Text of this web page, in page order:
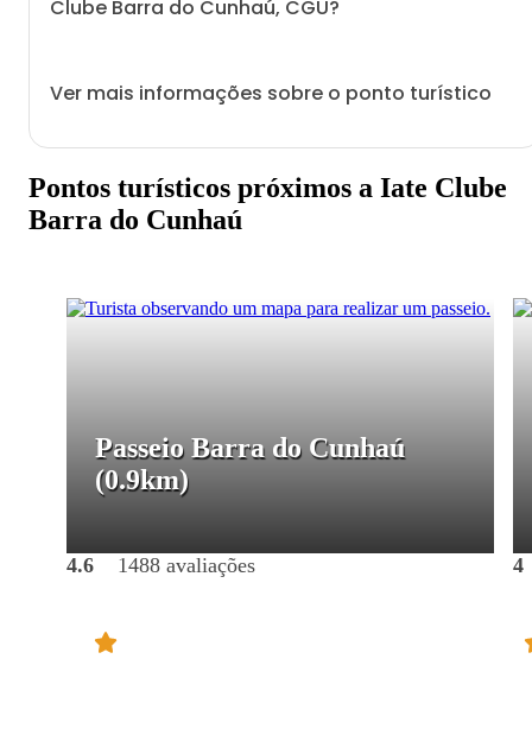
Clube Barra do Cunhaú, CGU?
Ver mais informações sobre o ponto turístico
Pontos turísticos próximos a Iate Clube
Barra do Cunhaú
Passeio Barra do Cunhaú
(0.9km)
4.6 1488 avaliações 4